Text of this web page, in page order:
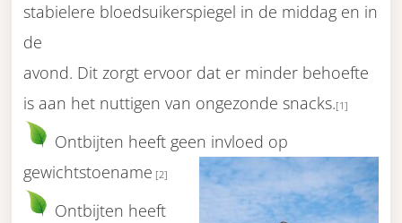
stabielere bloedsuikerspiegel in de middag en in
de
avond. Dit zorgt ervoor dat er minder behoefte
is aan het nuttigen van ongezonde snacks.[1]
Ontbijten heeft geen invloed op
gewichtstoename [2]
Ontbijten heeft